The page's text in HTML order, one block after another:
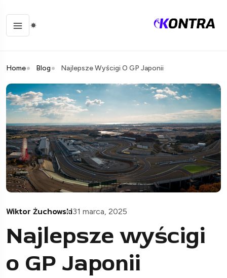
Home Blog Najlepsze Wyścigi O GP Japonii
Wiktor Żuchowski31 marca, 2025
Najlepsze wyścigi
o GP Japonii